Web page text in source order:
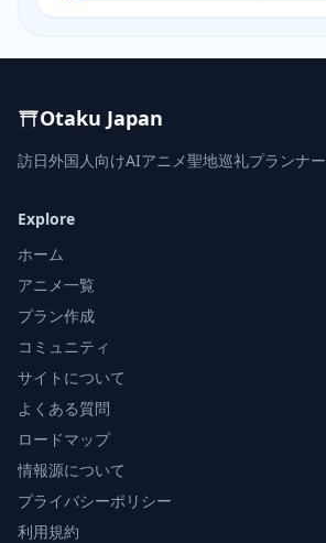
Otaku Japan
訪日外国人向けAIアニメ聖地巡礼プランナー
Explore
ホーム
アニメ一覧
プラン作成
コミュニティ
サイトについて
よくある質問
ロードマップ
情報源について
プライバシーポリシー
利用規約